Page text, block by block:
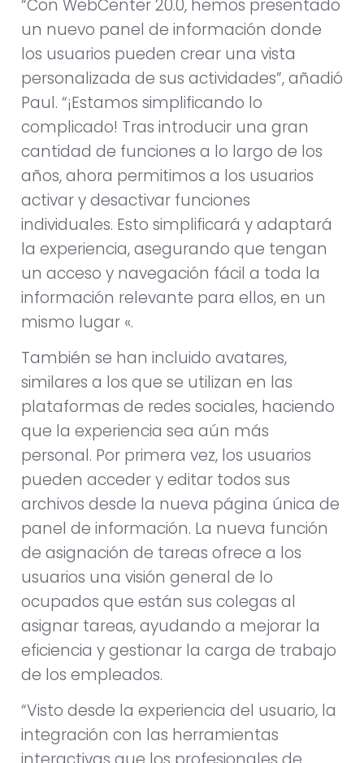
“Con WebCenter 20.0, hemos presentado
un nuevo panel de información donde
los usuarios pueden crear una vista
personalizada de sus actividades”, añadió
Paul. “¡Estamos simplificando lo
complicado! Tras introducir una gran
cantidad de funciones a lo largo de los
años, ahora permitimos a los usuarios
activar y desactivar funciones
individuales. Esto simplificará y adaptará
la experiencia, asegurando que tengan
un acceso y navegación fácil a toda la
información relevante para ellos, en un
mismo lugar «.
También se han incluido avatares,
similares a los que se utilizan en las
plataformas de redes sociales, haciendo
que la experiencia sea aún más
personal. Por primera vez, los usuarios
pueden acceder y editar todos sus
archivos desde la nueva página única de
panel de información. La nueva función
de asignación de tareas ofrece a los
usuarios una visión general de lo
ocupados que están sus colegas al
asignar tareas, ayudando a mejorar la
eficiencia y gestionar la carga de trabajo
de los empleados.
“Visto desde la experiencia del usuario, la
integración con las herramientas